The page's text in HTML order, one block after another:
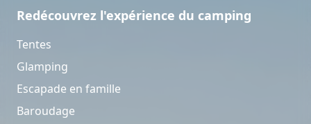
Redécouvrez l'expérience du camping
Tentes
Glamping
Escapade en famille
Baroudage